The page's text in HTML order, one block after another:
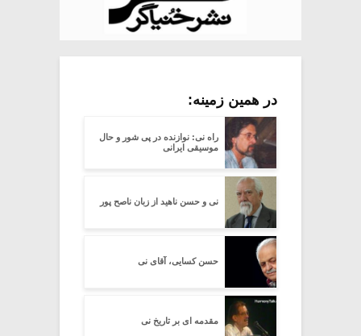
در همین زمینه:
راه نی: نوازنده در پی شور و حال
موسیقی ایرانی
نی و حسن ناهید از زبان ناصح پور
حسن کسایی، آقای نی
مقدمه ای بر تاریخ نی